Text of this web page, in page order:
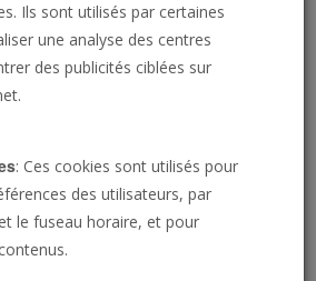
: Trump va-t-il
crise financière ?
Ils sont utilisés par certaines
une analyse des centres
des publicités ciblées sur
: Ces cookies sont utilisés pour
des utilisateurs, par
le fuseau horaire, et pour